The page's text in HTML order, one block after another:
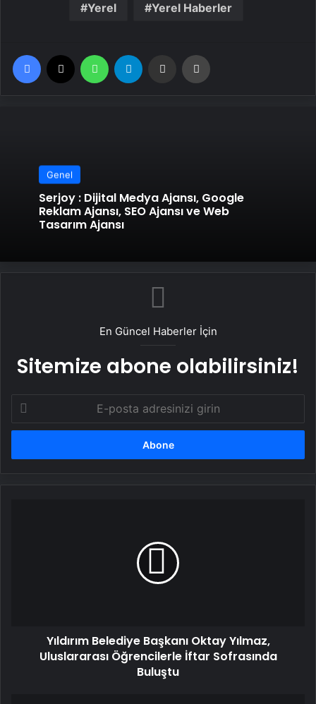
Yerel Yerel Haberler
Facebook WhatsApp Email'den paylaş
Genel
Serjoy : Dijital Medya Ajansı, Google
Reklam Ajansı, SEO Ajansı ve Web
Tasarım Ajansı
En Güncel Haberler İçin
Sitemize abone olabilirsiniz!
posta
adresinizi
Yıldırım Belediye Başkanı Oktay Yılmaz,
Uluslararası Öğrencilerle İftar Sofrasında
Buluştu